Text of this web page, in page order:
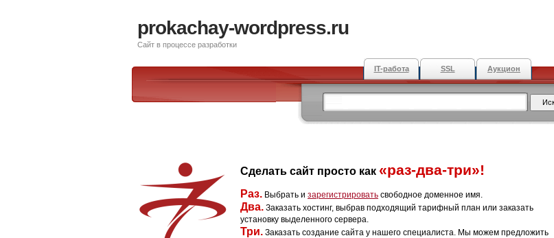
prokachay-wordpress.ru
Сайт в процессе разработки
IT-работа SSL Аукцион
Сделать сайт просто как «раз-два-три»!
Раз. Выбрать и зарегистрировать свободное доменное имя.
Два. Заказать хостинг, выбрав подходящий тарифный план или заказать
установку выделенного сервера.
Три. Заказать создание сайта у нашего специалиста. Мы можем предложить